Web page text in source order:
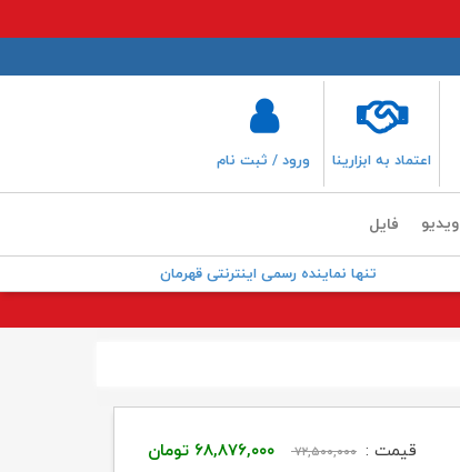
اعتماد به ابزارینا ورود / ثبت نام
ویدیو فایل
تنها نماینده رسمی اینترنتی قهرمان
قیمت : ۷۲,۵۰۰,۰۰۰
قیمت
۶۸,۸۷۶,۰۰۰ تومان